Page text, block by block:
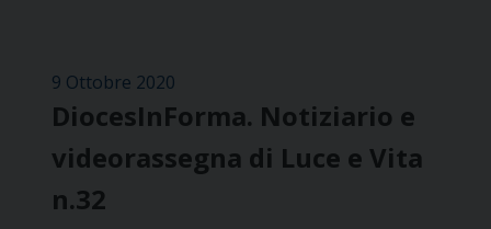
9 Ottobre 2020
DiocesInForma. Notiziario e
videorassegna di Luce e Vita
n.32